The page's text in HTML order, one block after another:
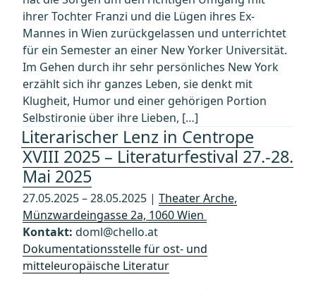
ihrer Tochter Franzi und die Lügen ihres Ex-
Mannes in Wien zurückgelassen und unterrichtet
für ein Semester an einer New Yorker Universität.
Im Gehen durch ihr sehr persönliches New York
erzählt sich ihr ganzes Leben, sie denkt mit
Klugheit, Humor und einer gehörigen Portion
Selbstironie über ihre Lieben, […]
Literarischer Lenz in Centrope
XVIII 2025 – Literaturfestival 27.-28.
Mai 2025
27.05.2025 – 28.05.2025 | Theater Arche,
Münzwardeingasse 2a, 1060 Wien
Kontakt: doml@chello.at
Dokumentationsstelle für ost- und
mitteleuropäische Literatur